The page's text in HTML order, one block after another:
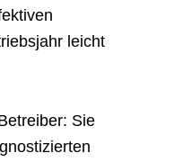
leicht
Sie